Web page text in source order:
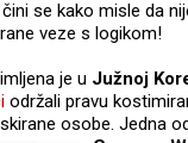
se kako misle da
veze s logikom!
je u Južnoj
održali pravu
osobe. Jedna